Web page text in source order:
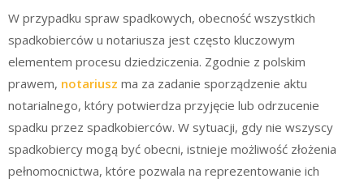
W przypadku spraw spadkowych, obecność wszystkich
spadkobierców u notariusza jest często kluczowym
elementem procesu dziedziczenia. Zgodnie z polskim
prawem, notariusz ma za zadanie sporządzenie aktu
notarialnego, który potwierdza przyjęcie lub odrzucenie
spadku przez spadkobierców. W sytuacji, gdy nie wszyscy
spadkobiercy mogą być obecni, istnieje możliwość złożenia
pełnomocnictwa, które pozwala na reprezentowanie ich